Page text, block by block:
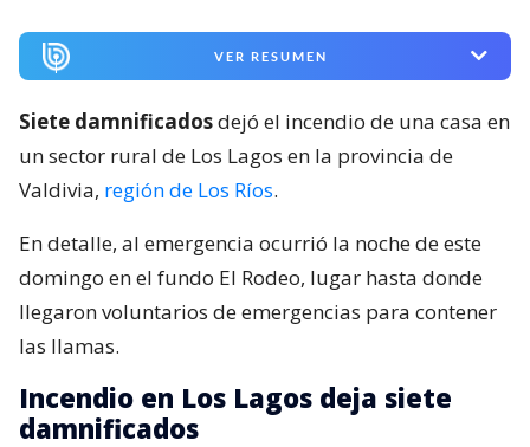
VER RESUMEN
Siete damnificadosdejó el incendio de una casa en
un sector rural de Los Lagos en la provincia de
Valdivia, región de Los Ríos.
En detalle, al emergencia ocurrió la noche de este
domingo en el fundo El Rodeo, lugar hasta donde
llegaron voluntarios de emergencias para contener
las llamas.
Incendio en Los Lagos deja siete
damnificados